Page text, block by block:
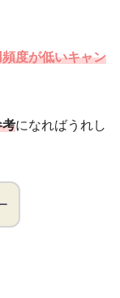
度が低いキャン
考になればうれし